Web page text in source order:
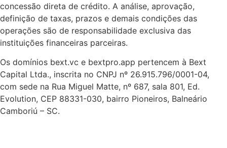
concessão direta de crédito. A análise, aprovação,
definição de taxas, prazos e demais condições das
operações são de responsabilidade exclusiva das
instituições financeiras parceiras.
Os domínios bext.vc e bextpro.app pertencem à Bext
Capital Ltda., inscrita no CNPJ nº 26.915.796/0001-04,
com sede na Rua Miguel Matte, nº 687, sala 801, Ed.
Evolution, CEP 88331-030, bairro Pioneiros, Balneário
Camboriú – SC.